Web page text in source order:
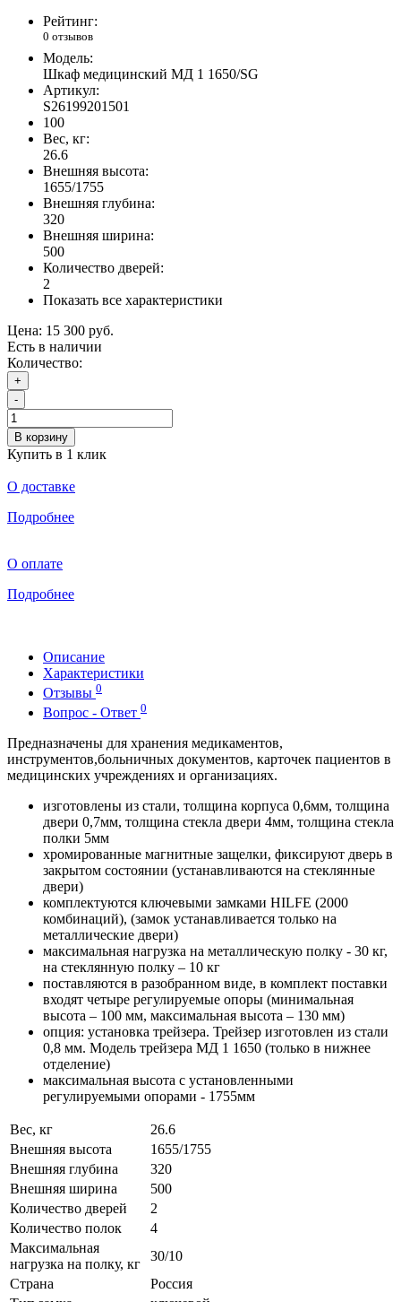
Рейтинг:
0 отзывов
Модель:
Шкаф медицинский МД 1 1650/SG
Артикул:
S26199201501
100
Вес, кг:
26.6
Внешняя высота:
1655/1755
Внешняя глубина:
320
Внешняя ширина:
500
Количество дверей:
2
Показать все характеристики
Цена: 15 300 руб.
Есть в наличии
Количество:
+
-
В корзину
Купить в 1 клик
О доставке
Подробнее
О оплате
Подробнее
Описание
Характеристики
Отзывы 0
Вопрос - Ответ 0
Предназначены для хранения медикаментов,
инструментов,больничных документов, карточек пациентов в
медицинских учреждениях и организациях.
изготовлены из стали, толщина корпуса 0,6мм, толщина
двери 0,7мм, толщина стекла двери 4мм, толщина стекла
полки 5мм
хромированные магнитные защелки, фиксируют дверь в
закрытом состоянии (устанавливаются на стеклянные
двери)
комплектуются ключевыми замками HILFE (2000
комбинаций), (замок устанавливается только на
металлические двери)
максимальная нагрузка на металлическую полку - 30 кг,
на стеклянную полку – 10 кг
поставляются в разобранном виде, в комплект поставки
входят четыре регулируемые опоры (минимальная
высота – 100 мм, максимальная высота – 130 мм)
опция: установка трейзера. Трейзер изготовлен из стали
0,8 мм. Модель трейзера МД 1 1650 (только в нижнее
отделение)
максимальная высота с установленными
регулируемыми опорами - 1755мм
Вес, кг
26.6
Внешняя высота
1655/1755
Внешняя глубина
320
Внешняя ширина
500
Количество дверей
2
Количество полок
4
Максимальная
нагрузка на полку, кг
30/10
Страна
Россия